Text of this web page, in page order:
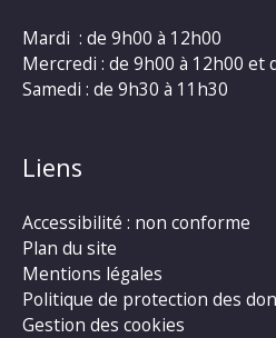
Mardi : de 9h00 à 12h00
Mercredi : de 9h00 à 12h00 et
Samedi : de 9h30 à 11h30
Liens
Accessibilité : non conforme
Plan du site
Mentions légales
Politique de protection des
Gestion des cookies